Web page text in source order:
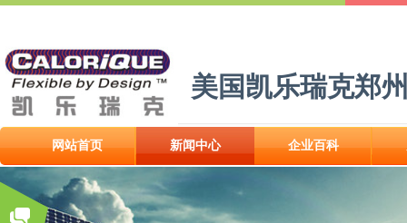
美国凯乐瑞克郑
网站首页 新闻中心 企业百科